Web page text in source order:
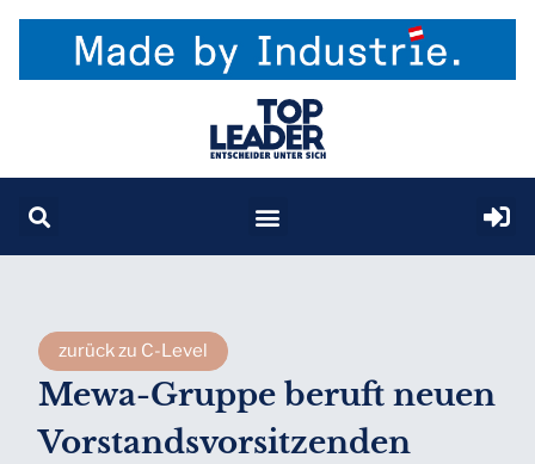
zurück zu C-Level
Mewa-Gruppe beruft neuen
Vorstandsvorsitzenden